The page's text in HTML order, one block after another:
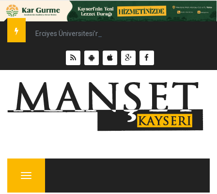
Erciyes Üniversitesi’nde Sürdürülebilir Enerji Hamlesi
Menu